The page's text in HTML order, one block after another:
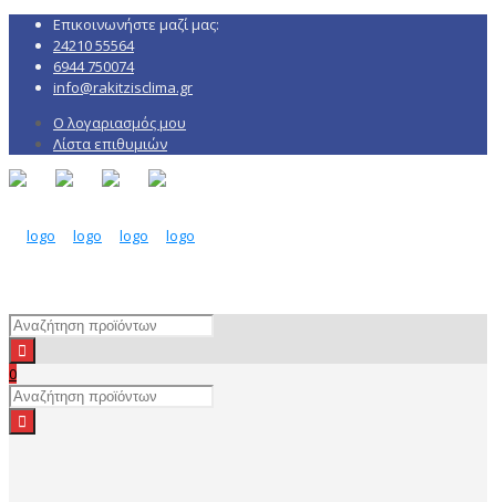
Επικοινωνήστε μαζί μας:
24210 55564
6944 750074
info@rakitzisclima.gr
Ο λογαριασμός μου
Λίστα επιθυμιών
0